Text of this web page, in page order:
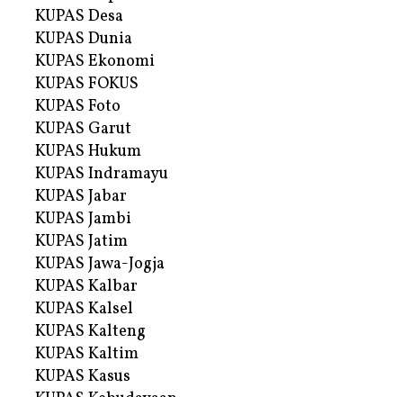
KUPAS Desa
KUPAS Dunia
KUPAS Ekonomi
KUPAS FOKUS
KUPAS Foto
KUPAS Garut
KUPAS Hukum
KUPAS Indramayu
KUPAS Jabar
KUPAS Jambi
KUPAS Jatim
KUPAS Jawa-Jogja
KUPAS Kalbar
KUPAS Kalsel
KUPAS Kalteng
KUPAS Kaltim
KUPAS Kasus